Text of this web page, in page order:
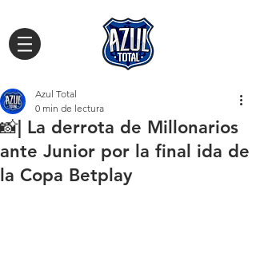
📸| La derrota de Millonarios
ante Junior por la final ida de
la Copa Betplay
Azul Total
0 min de lectura